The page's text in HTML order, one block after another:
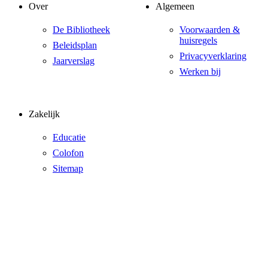
Over
De Bibliotheek
Beleidsplan
Jaarverslag
Algemeen
Voorwaarden &
huisregels
Privacyverklaring
Werken bij
Zakelijk
Educatie
Colofon
Sitemap